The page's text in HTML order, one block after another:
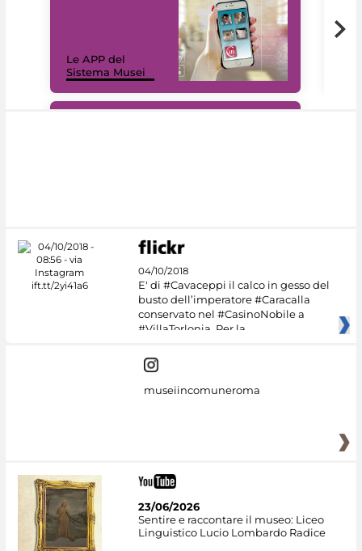
Le APP del
Sistema Musei
04/10/2018
E' di #Cavaceppi il calco in gesso del
busto dell’imperatore #Caracalla
conservato nel #CasinoNobile a
#VillaTorlonia. Per la
museiincomuneroma
23/06/2026
Sentire e raccontare il museo: Liceo
Linguistico Lucio Lombardo Radice